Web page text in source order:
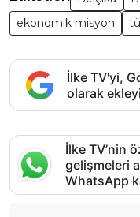
ekonomik misyon
İlke TV'yi,
olarak
İlke TV’nin
gelişmeleri
WhatsApp